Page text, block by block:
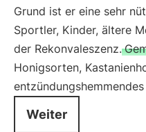
Grund ist er eine sehr
Sportler, Kinder, ältere
der Rekonvaleszenz.
Honigsorten,
Weiter